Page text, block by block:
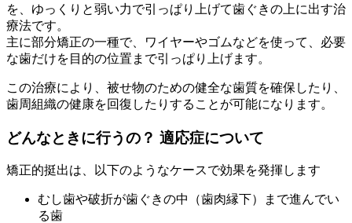
を、ゆっくりと弱い力で引っぱり上げて歯ぐきの上に出す治
療法です。
主に部分矯正の一種で、ワイヤーやゴムなどを使って、必要
な歯だけを目的の位置まで引っぱり上げます。
この治療により、被せ物のための健全な歯質を確保したり、
歯周組織の健康を回復したりすることが可能になります。
どんなときに行うの？ 適応症について
矯正的挺出は、以下のようなケースで効果を発揮します
むし歯や破折が歯ぐきの中（歯肉縁下）まで進んでい
る歯